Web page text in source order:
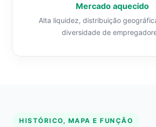
Mercado aquecido
Alta liquidez, distribuição
diversidade de
HISTÓRICO, MAPA E FUNÇÃO